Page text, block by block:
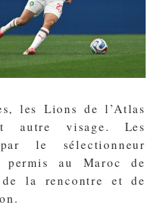
les Lions de l’Atlas
visage. Les
le sélectionneur
permis au Maroc de
la rencontre et de